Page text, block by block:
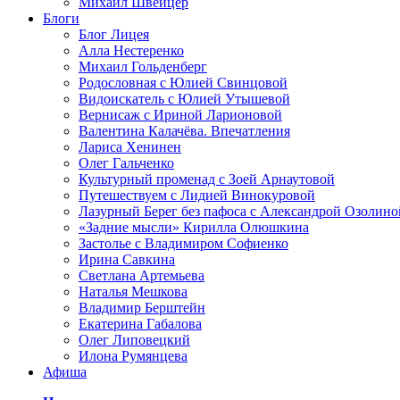
Блоги
Блог Лицея
Алла Нестеренко
Михаил Гольденберг
Родословная с Юлией Свинцовой
Видоискатель с Юлией Утышевой
Вернисаж с Ириной Ларионовой
Валентина Калачёва. Впечатления
Лариса Хенинен
Олег Гальченко
Культурный променад с Зоей Арнаутовой
Путешествуем с Лидией Винокуровой
Лазурный Берег без пафоса с Александрой
«Задние мысли» Кирилла Олюшкина
Застолье с Владимиром Софиенко
Ирина Савкина
Светлана Артемьева
Наталья Мешкова
Владимир Берштейн
Екатерина Габалова
Олег Липовецкий
Илона Румянцева
Афиша